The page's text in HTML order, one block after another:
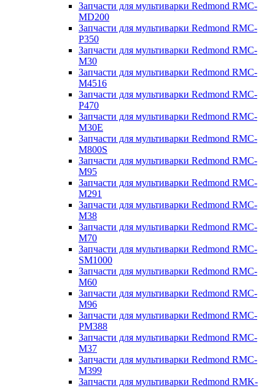
Запчасти для мультиварки Redmond RMC-
MD200
Запчасти для мультиварки Redmond RMC-
P350
Запчасти для мультиварки Redmond RMC-
M30
Запчасти для мультиварки Redmond RMC-
M4516
Запчасти для мультиварки Redmond RMC-
P470
Запчасти для мультиварки Redmond RMC-
M30E
Запчасти для мультиварки Redmond RMC-
M800S
Запчасти для мультиварки Redmond RMC-
M95
Запчасти для мультиварки Redmond RMC-
M291
Запчасти для мультиварки Redmond RMC-
M38
Запчасти для мультиварки Redmond RMC-
M70
Запчасти для мультиварки Redmond RMC-
SM1000
Запчасти для мультиварки Redmond RMC-
M60
Запчасти для мультиварки Redmond RMC-
M96
Запчасти для мультиварки Redmond RMC-
PM388
Запчасти для мультиварки Redmond RMC-
M37
Запчасти для мультиварки Redmond RMC-
M399
Запчасти для мультиварки Redmond RMK-